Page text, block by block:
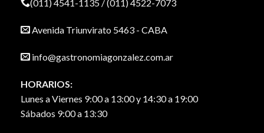
(011) 4541-1135 / (011) 4522-7073
Avenida Triunvirato 5463 - CABA
info@gastronomiagonzalez.com.ar
HORARIOS:
Lunes a Viernes 9:00 a 13:00 y 14:30 a 19:00
Sábados 9:00 a 13:30